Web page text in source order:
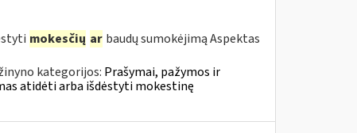
mokesčių ar baudų sumokėjimą Aspektas
kategorijos: Prašymai, pažymos ir
atidėti arba išdėstyti mokestinę